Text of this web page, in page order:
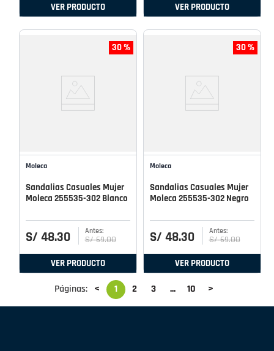
VER PRODUCTO VER PRODUCTO
30 %
Moleca
Sandalias Casuales Mujer
Moleca 255535-302 Blanco
S/ 48.30 S/ 69.00
VER PRODUCTO
30 %
Moleca
Sandalias Casuales Mujer
Moleca 255535-302 Negro
S/ 48.30 S/ 69.00
VER PRODUCTO
Páginas: < 1 2 3 ... 10 >